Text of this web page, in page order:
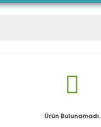
Ürün Bulunamadı.